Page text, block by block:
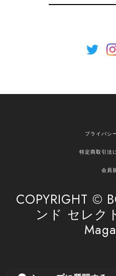
欲しかったものが買えて嬉し
の商品のお手伝いがで
安心してお任せいただ
がけてまいります。 ま
無事届きました！ LINEでの問
プライバシ
特定商取引法
会員
COPYRIGHT ©
ンド セレク